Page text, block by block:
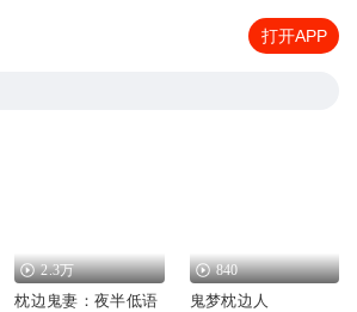
打开APP
2.3万
枕边鬼妻：夜半低语
840
鬼梦枕边人